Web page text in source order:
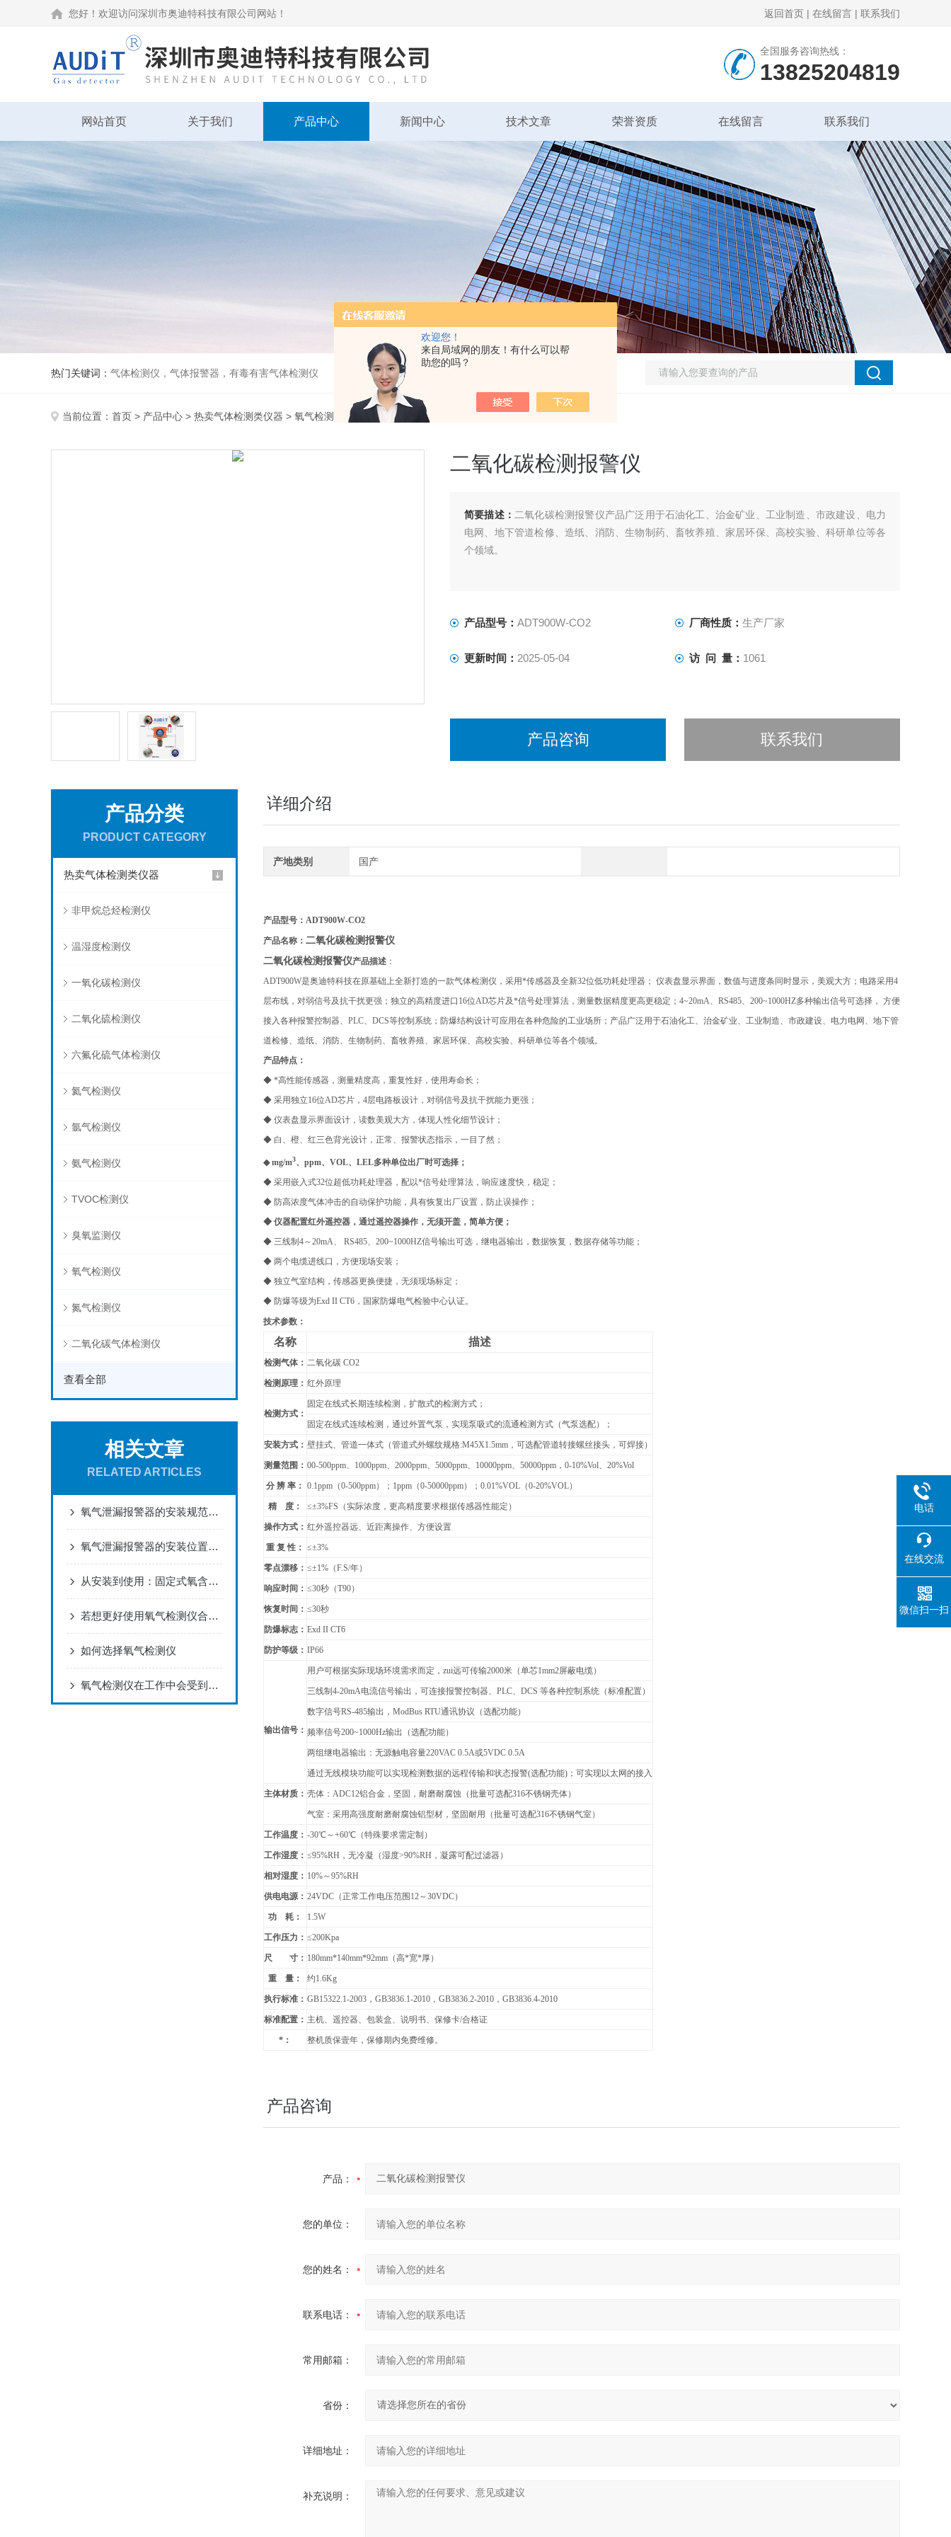
欢迎您！
来自局域网的朋友！有什么可以帮
助您的吗？
您好！欢迎访问深圳市奥迪特科技有限公司网站！ 返回首页 | 在线留言 | 联系我们
全国服务咨询热线：
13825204819
网站首页 关于我们 产品中心 新闻中心 技术文章 荣誉资质 在线留言 联系我们
热门关键词： 气体检测仪，气体报警器，有毒有害气体检测仪
当前位置： 首页 > 产品中心 > 热卖气体检测类仪器 > 氧气检测仪 > ADT900W-CO2二氧化碳检测报警仪
二氧化碳检测报警仪
简要描述： 二氧化碳检测报警仪产品广泛用于石油化工、治金矿业、工业制造、市政建设、电力
电网、地下管道检修、造纸、消防、生物制药、畜牧养殖、家居环保、高校实验、科研单位等各
个领域。
产品型号： ADT900W-CO2 厂商性质： 生产厂家
更新时间： 2025-05-04 访 问 量： 1061
产品咨询 联系我们
产品分类
PRODUCT CATEGORY
热卖气体检测类仪器
非甲烷总烃检测仪
温湿度检测仪
一氧化碳检测仪
二氧化硫检测仪
六氟化硫气体检测仪
氦气检测仪
氩气检测仪
氨气检测仪
TVOC检测仪
臭氧监测仪
氧气检测仪
氮气检测仪
二氧化碳气体检测仪
查看全部
相关文章
RELATED ARTICLES
氧气泄漏报警器的安装规范与标定方法
氧气泄漏报警器的安装位置与布点规范建议
从安装到使用：固定式氧含量检测仪全流程指南
若想更好使用氧气检测仪合理的维护方法很重要
如何选择氧气检测仪
氧气检测仪在工作中会受到那些因素的影响
详细介绍
产地类别 国产
产品型号：ADT900W-CO2
产品名称： 二氧化碳检测报警仪
二氧化碳检测报警仪产品描述 ：
ADT900W是奥迪特科技在原基础上全新打造的一款气体检测仪，采用*传感器及全新32位低功耗处理器； 仪表盘显示界面，数值与进度条同时显示，美观大方；电路采用4
层布线，对弱信号及抗干扰更强；独立的高精度进口16位AD芯片及*信号处理算法，测量数据精度更高更稳定；4~20mA、RS485、200~1000HZ多种输出信号可选择， 方便
接入各种报警控制器、PLC、DCS等控制系统；防爆结构设计可应用在各种危险的工业场所；产品广泛用于石油化工、治金矿业、工业制造、市政建设、电力电网、地下管
道检修、造纸、消防、生物制药、畜牧养殖、家居环保、高校实验、科研单位等各个领域。
产品特点：
◆ *高性能传感器，测量精度高，重复性好，使用寿命长；
◆ 采用独立16位AD芯片，4层电路板设计，对弱信号及抗干扰能力更强；
◆ 仪表盘显示界面设计，读数美观大方，体现人性化细节设计；
◆ 白、橙、红三色背光设计，正常、报警状态指示，一目了然；
◆ mg/m3、ppm、VOL、LEL多种单位出厂时可选择；
◆ 采用嵌入式32位超低功耗处理器，配以*信号处理算法，响应速度快，稳定；
◆ 防高浓度气体冲击的自动保护功能，具有恢复出厂设置，防止误操作；
◆ 仪器配置红外遥控器，通过遥控器操作，无须开盖，简单方便；
◆ 三线制4～20mA、 RS485、200~1000HZ信号输出可选，继电器输出，数据恢复，数据存储等功能；
◆ 两个电缆进线口，方便现场安装；
◆ 独立气室结构，传感器更换便捷，无须现场标定；
◆ 防爆等级为Exd II CT6，国家防爆电气检验中心认证。
技术参数：
名称 描述
检测气体： 二氧化碳 CO2
检测原理： 红外原理
检测方式：
固定在线式长期连续检测，扩散式的检测方式；
固定在线式连续检测，通过外置气泵，实现泵吸式的流通检测方式（气泵选配）；
安装方式： 壁挂式、管道一体式（管道式外螺纹规格:M45X1.5mm，可选配管道转接螺丝接头，可焊接）
测量范围： 00-500ppm、1000ppm、2000ppm、5000ppm、10000ppm、50000ppm，0-10%Vol、20%Vol
分 辨 率： 0.1ppm （0-500ppm）；1ppm（0-50000ppm）；0.01%VOL（0-20%VOL）
精 度： ≤±3%FS（实际浓度，更高精度要求根据传感器性能定）
操作方式： 红外遥控器远、近距离操作、方便设置
重 复 性： ≤±3%
零点漂移： ≤±1%（F.S/年）
响应时间： ≤30秒（T90）
恢复时间： ≤30秒
防爆标志： Exd II CT6
防护等级： IP66
输出信号：
用户可根据实际现场环境需求而定，zui远可传输2000米（单芯1mm2屏蔽电缆）
三线制4-20mA电流信号输出，可连接报警控制器、PLC、DCS 等各种控制系统（标准配置）
数字信号RS-485输出， ModBus RTU通讯协议（选配功能）
频率信号200~1000Hz输出（选配功能）
两组继电器输出：无源触电容量220VAC 0.5A或5VDC 0.5A
通过无线模块功能可以实现检测数据的远程传输和状态报警(选配功能)；可实现以太网的接入
主体材质： 壳体：ADC12铝合金，坚固，耐磨耐腐蚀（批量可选配316不锈钢壳体）
气室：采用高强度耐磨耐腐蚀铝型材，坚固耐用（批量可选配316不锈钢气室）
工作温度： -30℃～+60℃（特殊要求需定制）
工作湿度： ≤95%RH，无冷凝（湿度>90%RH，凝露可配过滤器）
相对湿度： 10%～95%RH
供电电源： 24VDC （正常工作电压范围12～30VDC）
功 耗： 1.5W
工作压力： ≤200Kpa
尺 寸： 180mm*140mm*92mm （高*宽*厚）
重 量： 约1.6Kg
执行标准： GB15322.1-2003 ，GB3836.1-2010，GB3836.2-2010，GB3836.4-2010
标准配置： 主机、遥控器、包装盒、说明书、保修卡/合格证
*： 整机质保壹年，保修期内免费维修。
产品咨询
产品：
您的单位：
您的姓名：
联系电话：
常用邮箱：
省份：
详细地址：
补充说明：
电话
在线交流
微信扫一扫